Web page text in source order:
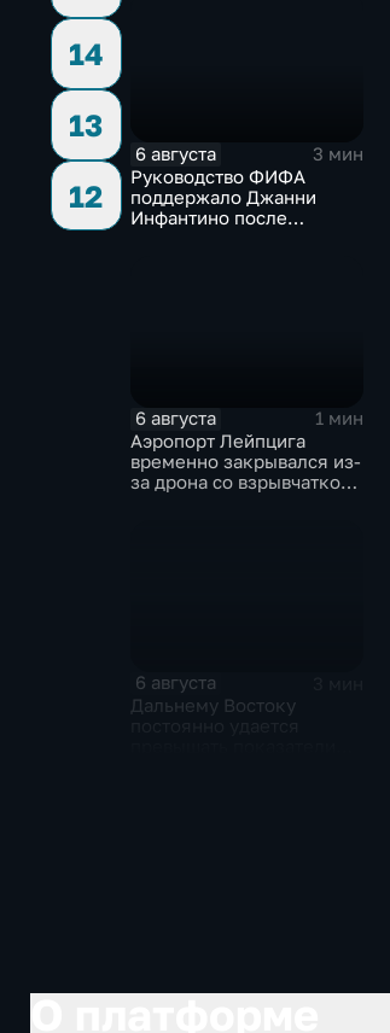
14
13
12
6 августа
3 мин
Руководство ФИФА
поддержало Джанни
Инфантино после
6 августа
1 мин
Аэропорт Лейпцига
временно закрывался из-
за дрона со взрывчаткой
6 августа
Дальнему Востоку